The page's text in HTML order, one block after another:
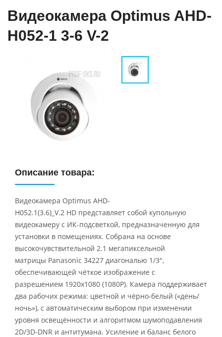
Видеокамера Optimus AHD-
H052-1 3-6 V-2
Описание товара:
Видеокамера Optimus AHD-
H052.1(3.6)_V.2 HD представляет собой купольную
видеокамеру с ИК-подсветкой, предназначенную для
установки в помещениях. Собрана на основе
высокочувствительной 2.1 мегапиксельной
матрицы Panasonic 34227 диагональю 1/3",
обеспечивающей чёткое изображение с
разрешением 1920х1080 (1080P). Камера поддерживает
два рабочих режима: цветной и чёрно-белый («день/
ночь»), с автоматическим выбором при изменении
уровня освещённости и алгоритмом шумоподавления
2D/3D-DNR и антитумана. Усиление и баланс белого